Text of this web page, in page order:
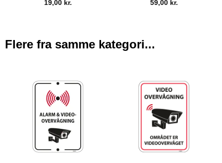
19,00 kr. 59,00 kr.
Flere fra samme kategori...